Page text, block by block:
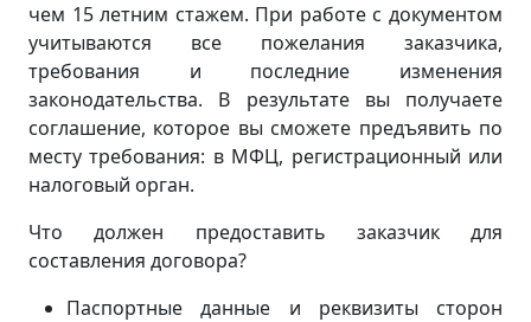
чем 15 летним стажем. При работе с документом
учитываются все пожелания заказчика,
требования и последние изменения
законодательства. В результате вы получаете
соглашение, которое вы сможете предъявить по
месту требования: в МФЦ, регистрационный или
налоговый орган.
Что должен предоставить заказчик для
составления договора?
Паспортные данные и реквизиты сторон